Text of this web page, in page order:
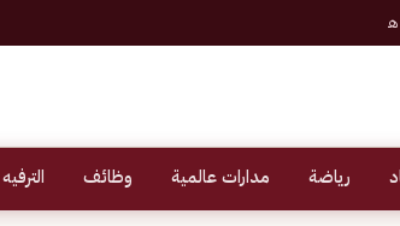
رياضة مدارات عالمية وظائف الترفيه